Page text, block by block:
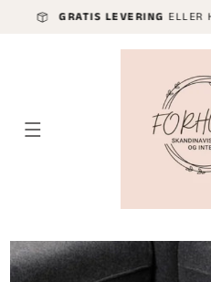
GRATIS LEVERINGELLER
TIL